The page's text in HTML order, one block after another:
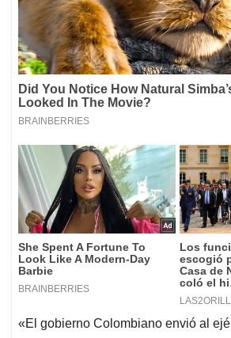
«El gobierno Colombiano envió al